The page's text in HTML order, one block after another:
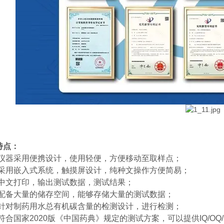
：
采用便携设计，使用轻便，方便移动至取样点；
嵌入式系统，触摸屏设计，纯种文操作方便简易；
打印，输出测试数据，测试结果；
大量的储存空间，能够存储大量的测试数据；
制药用水总有机碳含量的检测设计，进行检测；
国家2020版《中国药典》规定的测试方案，可以提供IQ/